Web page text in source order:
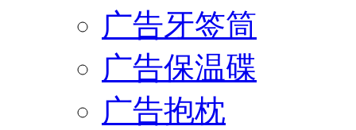
广告牙签筒
广告保温碟
广告抱枕